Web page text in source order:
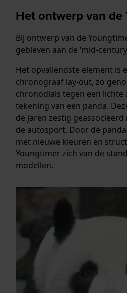
Het ontwerp van de
Bij ontwerp van de
gebleven aan de ‘mid-
Het opvallendste element is
chronograaf lay-out, zo
chronodials tegen een lichte
tekening van een panda.
de jaren zestig
de autosport. Door de
met nieuwe kleuren en
Youngtimer zich van de
modellen.